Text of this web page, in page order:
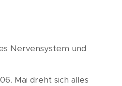
Nervensystem und
Mai dreht sich alles